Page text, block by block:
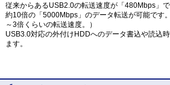
従来からあるUSB2.0の転送速度が「480Mbps」
約10倍の「5000Mbps」のデータ転送が可能です
～3倍くらいの転送速度。）
USB3.0対応の外付けHDDへのデータ書込や読込
ます。